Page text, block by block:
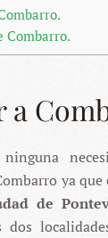
Combarro.
a
ya que
de
dos